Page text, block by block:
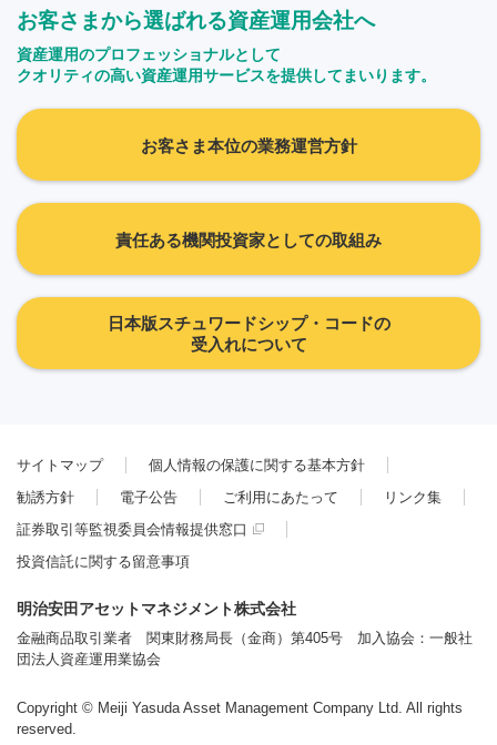
お客さまから選ばれる資産運用会社へ
資産運用のプロフェッショナルとして
クオリティの高い資産運用サービスを提供してまいります。
お客さま本位の業務運営方針
責任ある機関投資家としての取組み
日本版スチュワードシップ・コードの
受入れについて
サイトマップ
個人情報の保護に関する基本方針
勧誘方針
電子公告 ご利用にあたって
リンク集
証券取引等監視委員会情報提供窓口
投資信託に関する留意事項
明治安田アセットマネジメント株式会社
金融商品取引業者 関東財務局長（金商）第405号 加入協会：一般社
団法人資産運用業協会
Copyright © Meiji Yasuda Asset Management Company Ltd. All rights
reserved.